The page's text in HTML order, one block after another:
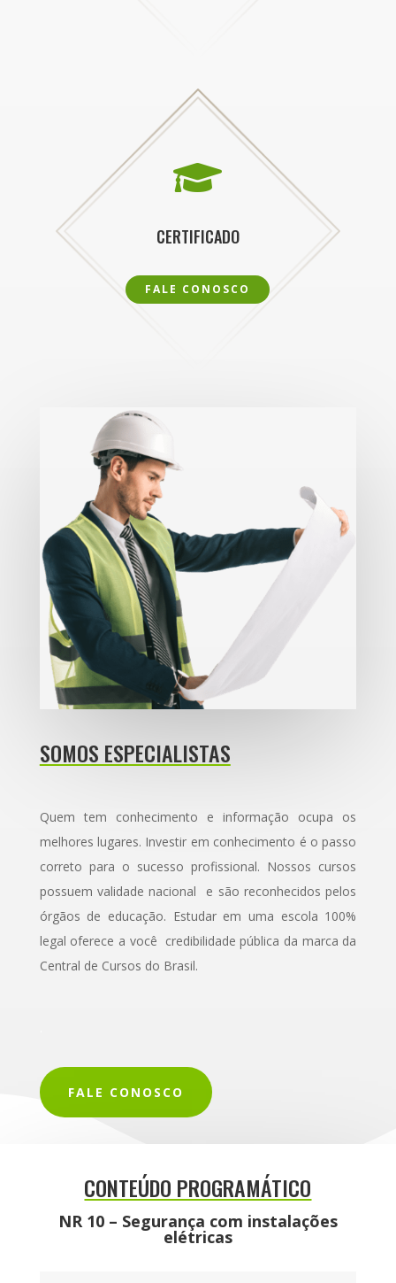

CERTIFICADO
FALE CONOSCO
SOMOS ESPECIALISTAS
Quem tem conhecimento e informação ocupa os
melhores lugares. Investir em conhecimento é o passo
correto para o sucesso profissional. Nossos cursos
possuem validade nacional e são reconhecidos pelos
órgãos de educação. Estudar em uma escola 100%
legal oferece a você credibilidade pública da marca da
Central de Cursos do Brasil.
FALE CONOSCO
CONTEÚDO PROGRAMÁTICO
NR 10 – Segurança com instalações
elétricas